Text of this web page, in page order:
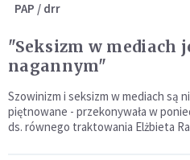
PAP / drr
"Seksizm w mediach
nagannym"
Szowinizm i seksizm w mediach są
piętnowane - przekonywała w
ds. równego traktowania Elżbieta